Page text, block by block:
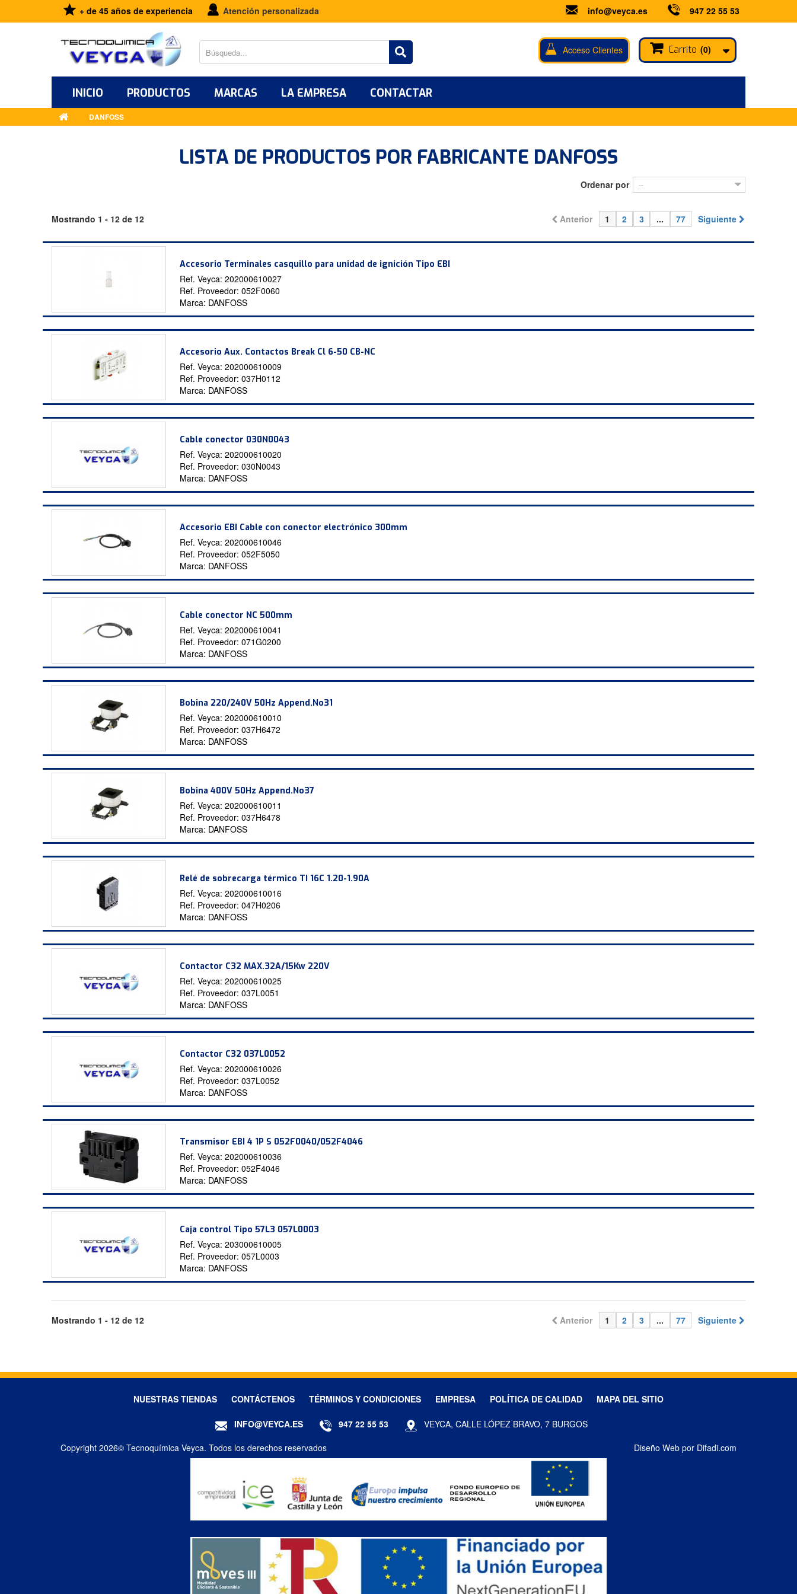
info@veyca.es 947 22 55 53
+ de 45 años de experiencia Atención personalizada
Carrito (0)
Acceso Clientes
INICIO PRODUCTOS MARCAS LA EMPRESA CONTACTAR
DANFOSS
LISTA DE PRODUCTOS POR FABRICANTE DANFOSS
Ordenar por --
Anterior 1 2 3 ... 77 Siguiente
Mostrando 1 - 12 de 12
Accesorio Terminales casquillo para unidad de ignición Tipo EBI
Ref. Veyca:202000610027
Ref. Proveedor:052F0060
Marca: DANFOSS
Accesorio Aux. Contactos Break Cl 6-50 CB-NC
Ref. Veyca:202000610009
Ref. Proveedor:037H0112
Marca: DANFOSS
Cable conector 030N0043
Ref. Veyca:202000610020
Ref. Proveedor:030N0043
Marca: DANFOSS
Accesorio EBI Cable con conector electrónico 300mm
Ref. Veyca:202000610046
Ref. Proveedor:052F5050
Marca: DANFOSS
Cable conector NC 500mm
Ref. Veyca:202000610041
Ref. Proveedor:071G0200
Marca: DANFOSS
Bobina 220/240V 50Hz Append.No31
Ref. Veyca:202000610010
Ref. Proveedor:037H6472
Marca: DANFOSS
Bobina 400V 50Hz Append.No37
Ref. Veyca:202000610011
Ref. Proveedor:037H6478
Marca: DANFOSS
Relé de sobrecarga térmico TI 16C 1.20-1.90A
Ref. Veyca:202000610016
Ref. Proveedor:047H0206
Marca: DANFOSS
Contactor C32 MAX.32A/15Kw 220V
Ref. Veyca:202000610025
Ref. Proveedor:037L0051
Marca: DANFOSS
Contactor C32 037L0052
Ref. Veyca:202000610026
Ref. Proveedor:037L0052
Marca: DANFOSS
Transmisor EBI 4 1P S 052F0040/052F4046
Ref. Veyca:202000610036
Ref. Proveedor:052F4046
Marca: DANFOSS
Caja control Tipo 57L3 057L0003
Ref. Veyca:203000610005
Ref. Proveedor:057L0003
Marca: DANFOSS
Anterior 1 2 3 ... 77 Siguiente
Mostrando 1 - 12 de 12
NUESTRAS TIENDAS CONTÁCTENOS TÉRMINOS Y CONDICIONES EMPRESA POLÍTICA DE CALIDAD MAPA DEL SITIO
Copyright 2026© Tecnoquímica Veyca. Todos los derechos reservados Diseño Web por Difadi.com
INFO@VEYCA.ES 947 22 55 53 VEYCA, CALLE LÓPEZ BRAVO, 7 BURGOS